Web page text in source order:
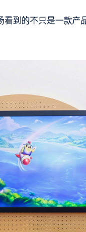
看到的不只是一款